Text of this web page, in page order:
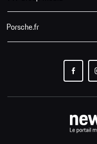
Porsche.fr